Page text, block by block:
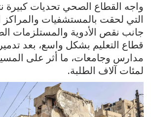
واجه القطاع الصحي تحديات كبيرة
التي لحقت بالمستشفيات والمراكز
جانب نقص الأدوية والمستلزمات
قطاع التعليم بشكل واسع، بعد
مدارس وجامعات، ما أثر على
لمئات آلاف الطلبة.